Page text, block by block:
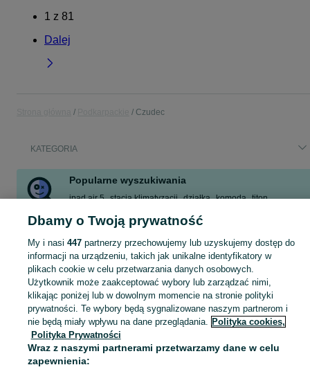
1 z 81
Dalej
Czudec
KATEGORIA
Popularne wyszukiwania
ipad air 5 stacja klimatyzacji działka komoda titon
fordson major
ipad faktura
Skorzystaj z największego serwisu ogłoszeniowego - Czudec i okolice! Kupuj to, czego pragniesz i sprzedawaj to, czego już nie potrzebujesz!
Mapa kategorii
Mapa miejscowości
Mapa ministron
Popularne wyszukiwania
Dbamy o Twoją prywatność
My i nasi 447partnerzy przechowujemy lub uzyskujemy dostęp do
informacji na urządzeniu, takich jak unikalne identyfikatory w
plikach cookie w celu przetwarzania danych osobowych.
Użytkownik może zaakceptować wybory lub zarządzać nimi,
klikając poniżej lub w dowolnym momencie na stronie polityki
prywatności. Te wybory będą sygnalizowane naszym partnerom i
nie będą miały wpływu na dane przeglądania. Polityka cookies,
Polityka Prywatności
Wraz z naszymi partnerami przetwarzamy dane w celu
zapewnienia: